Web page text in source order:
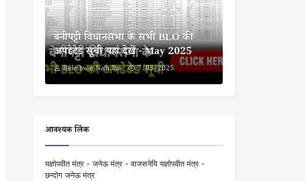
बेनीपट्टी विधानसभा के सभी BLO की
अपडेटेड सूची यहां देखें - May 2025
Bideshwar Nath Jha 7/03/2025
आवश्यक लिंक
यज्ञोपवीत मंत्र - जनेऊ मंत्र - वाजसनेयि यज्ञोपवीत मंत्र -
छन्दोग जनेऊ मंत्र